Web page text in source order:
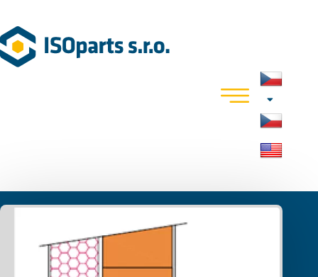
Blog
PURbox do líce izolace